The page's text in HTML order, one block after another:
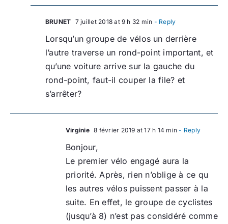
BRUNET 7 juillet 2018 at 9 h 32 min - Reply
Lorsqu’un groupe de vélos un derrière
l’autre traverse un rond-point important, et
qu’une voiture arrive sur la gauche du
rond-point, faut-il couper la file? et
s’arrêter?
Virginie 8 février 2019 at 17 h 14 min - Reply
Bonjour,
Le premier vélo engagé aura la
priorité. Après, rien n’oblige à ce qu
les autres vélos puissent passer à la
suite. En effet, le groupe de cyclistes
(jusqu’à 8) n’est pas considéré comme